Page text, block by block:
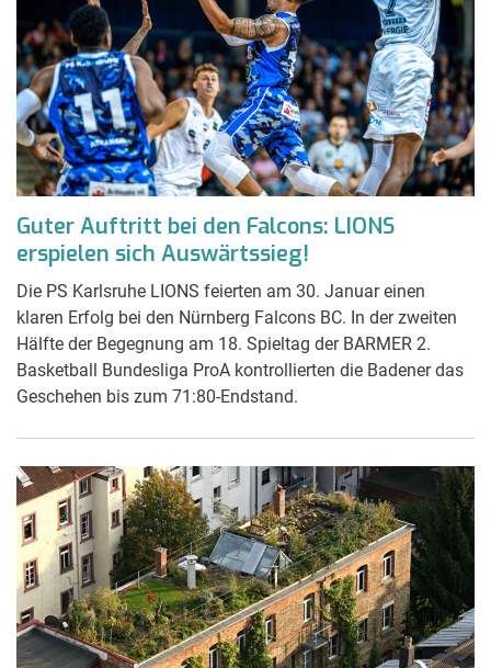
Guter Auftritt bei den Falcons: LIONS
erspielen sich Auswärtssieg!
Die PS Karlsruhe LIONS feierten am 30. Januar einen
klaren Erfolg bei den Nürnberg Falcons BC. In der zweiten
Hälfte der Begegnung am 18. Spieltag der BARMER 2.
Basketball Bundesliga ProA kontrollierten die Badener das
Geschehen bis zum 71:80-Endstand.